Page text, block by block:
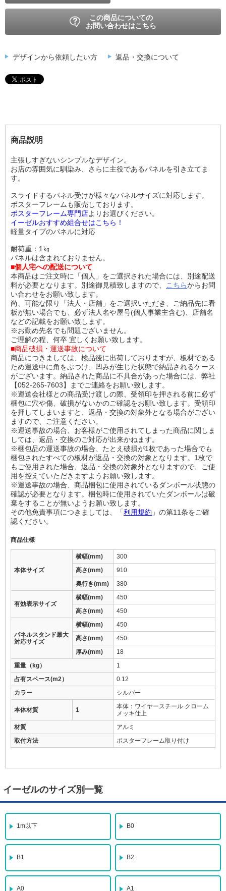
この商品についての
お問い合わせはこちら
デザインから依頼したい方 返品・交換について
商品説明
主張しすぎないシンプルなデザイン。
お店の雰囲気に馴染み、さらに主役であるパネルを引き立てま
す。
スライドするパネル受けが様々なパネルサイズに対応します。
ポスターフレームも販売しております。
ポスターフレーム専門店よりお選びください。
イーゼルおすすめ組合せはこちら！
軽量タイプのパネルに対応
耐荷重：1㎏
パネルは含まれておりません。
■個人宅への配送について
本商品はご注文時に「個人」をご選択された場合には、別途配送
料が必要となります。別途御見積致しますので、
こちらからお問
い合わせをお願い致します。
尚、可能な限り「法人・店舗」をご選択いただき、ご納品先に看
板が無い場合でも、必ず法人名や屋号(個人事業主含む)、店舗名
などの記載をお願い致します。
※お勤め先名でも問題ございません。
ご理解の程、何卒 宜しくお願い致します。
■商品破損・運送事故について
商品につきましては、検品後に出荷しておりますが、板材である
ため運送中に角をぶつけ、凹みが生じた状態で納品されるケース
がございます。納品された商品に不具合があった場合には、弊社
【052-265-7603】までご連絡をお願い致します。
※運送会社様との商品受け渡しの際、受領印を押される前に必ず
梱包に穴や傷、破損がないかのご確認をお願い致します。受領印
を押してしまいますと、返品・交換の対象外となる場合がござい
ますので、ご注意ください。
※運送事故の場合、お客様がご使用されてしまった商品に関しま
しては、返品・交換のご対応が出来かねます。
※梱包品の運送事故の場合、たとえ破損が1枚であった場合でも
梱包されたすべての板材が返品・交換の対象となります。1枚で
もご使用された場合、返品・交換の対象外となりますので、ご使
用を控えていただきますようお願い致します。
※運送事故の場合、商品梱包に使用されているダンボール状態の
確認が必要となります。梱包時に使用されていたダンボールは破
棄をすることが無いようお願い致します。
その他免責事項につきましては、「利用規約 」の第11条をご確
認ください。
商品仕様
本体サイズ
横幅(mm)
300
高さ(mm)
910
奥行き(mm)
380
有効表示サイズ
横幅(mm)
450
高さ(mm)
450
パネルスタンド最大
対応サイズ
横幅(mm)
450
高さ(mm)
450
厚み(mm)
18
重量（kg）
1
占有スペース(m2）
0.12
カラー
シルバー
本体材質 1
本体：ワイヤースチール クローム
メッキ仕上
材質
アルミ
取付方法
ポスターフレーム取り付け
イーゼルのサイズ別一覧
1m以下 B0
B1 B2
A0 A1